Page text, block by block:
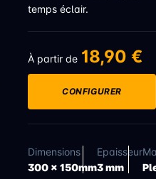
temps éclair.
À partir de 18,90 €
CONFIGURER
Dimensions
300 x 150mm
Epaisseur
3 mm